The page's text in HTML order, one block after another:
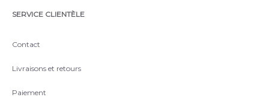
SERVICE CLIENTÈLE
Contact
Livraisons et retours
Paiement